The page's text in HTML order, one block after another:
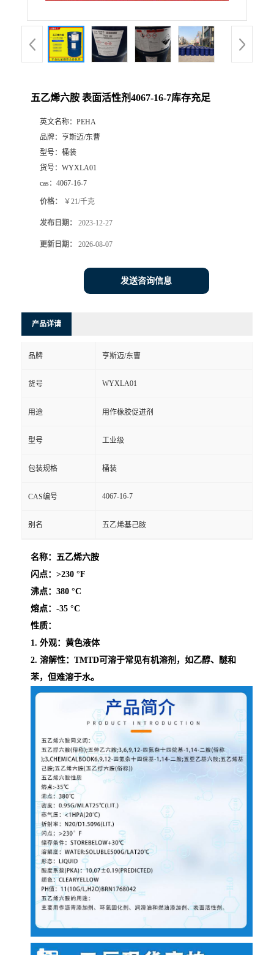
五乙烯六胺 表面活性剂4067-16-7库存充足
英文名称： PEHA
品牌： 亨斯迈/东曹
型号： 桶装
货号： WYXLA01
cas： 4067-16-7
价格： ￥21/千克
发布日期： 2023-12-27
更新日期： 2026-08-07
发送咨询信息
产品详请
品牌 亨斯迈/东曹
货号 WYXLA01
用途 用作橡胶促进剂
型号 工业级
包装规格 桶装
CAS编号 4067-16-7
别名 五乙烯基己胺
名称： 五乙烯六胺
闪点： >230 °F
沸点： 380 °C
熔点： -35 °C
性质：
1. 外观：黄色液体
2. 溶解性：TMTD可溶于常见有机溶剂，如乙醇、醚和
苯，但难溶于水。